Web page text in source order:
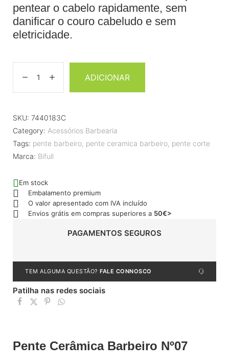
pentear o cabelo rapidamente, sem
danificar o couro cabeludo e sem
eletricidade.
ADICIONAR
SKU: 7440183C
Category: Acessórios Barbearia
Tags: pente barbeiro, pente ceramica barbeiro, pente corte
Marca: Bifull
Em stock
Embalamento premium
O valor apresentado com IVA incluído
Envios grátis em compras superiores a 50€>
PAGAMENTOS SEGUROS
TEM ALGUMA QUESTÃO? FALE CONNOSCO
Patilha nas redes sociais
Pente Cerâmica Barbeiro Nº07